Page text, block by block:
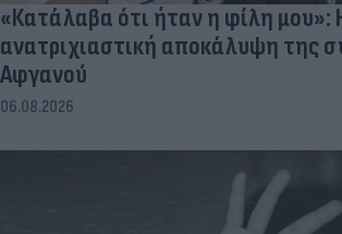
«Κατάλαβα ότι ήταν η φίλη μου»:
ανατριχιαστική αποκάλυψη της
Αφγανού
06.08.2026